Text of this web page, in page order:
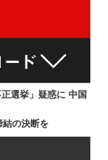
選挙」疑惑に 中国
の決断を